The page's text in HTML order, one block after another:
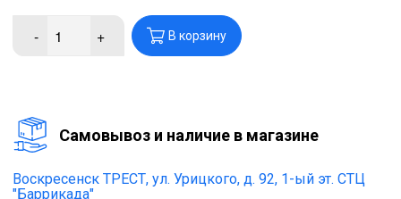
- + В корзину
Cамовывоз и наличие в магазине
Воскресенск ТРЕСТ, ул. Урицкого, д. 92, 1-ый эт. СТЦ
"Баррикада"